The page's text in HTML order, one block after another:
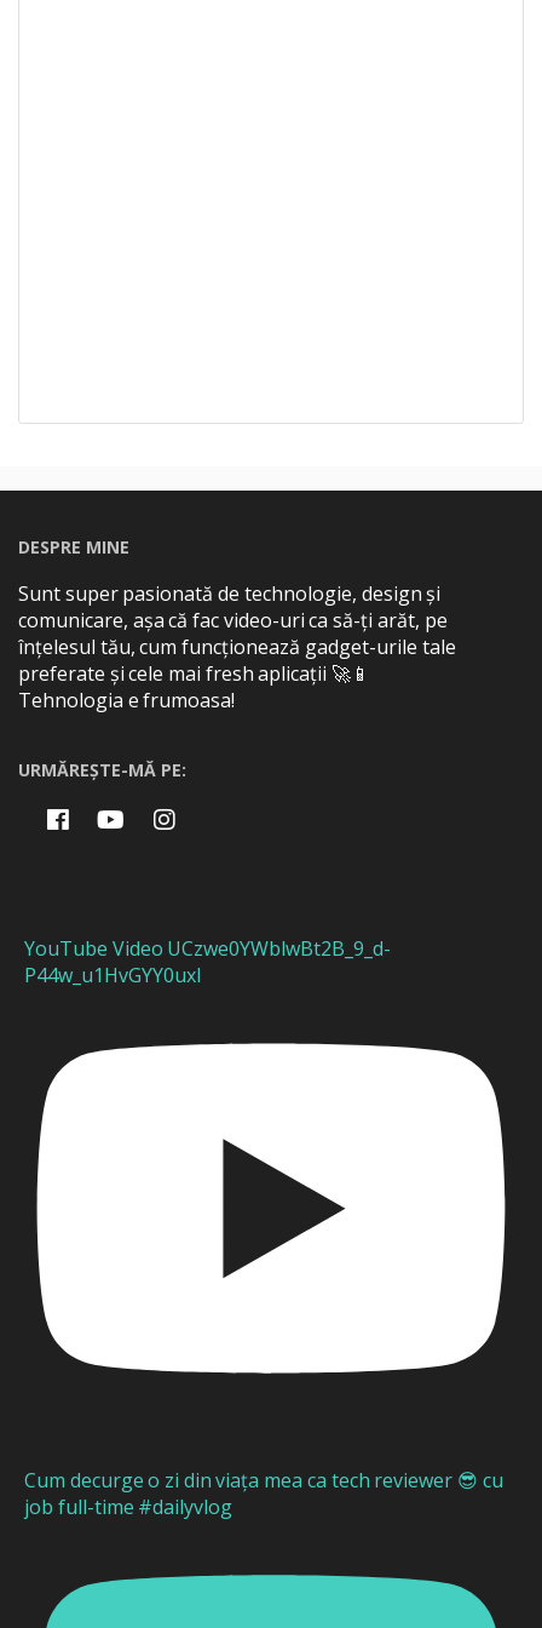
DESPRE MINE
Sunt super pasionată de technologie, design și
comunicare, așa că fac video-uri ca să-ți arăt, pe
înțelesul tău, cum funcționează gadget-urile tale
preferate și cele mai fresh aplicații 🚀📱
Tehnologia e frumoasa!
URMĂREȘTE-MĂ PE:
YouTube Video UCzwe0YWblwBt2B_9_d-
P44w_u1HvGYY0uxI
Cum decurge o zi din viața mea ca tech reviewer 😎 cu
job full-time #dailyvlog